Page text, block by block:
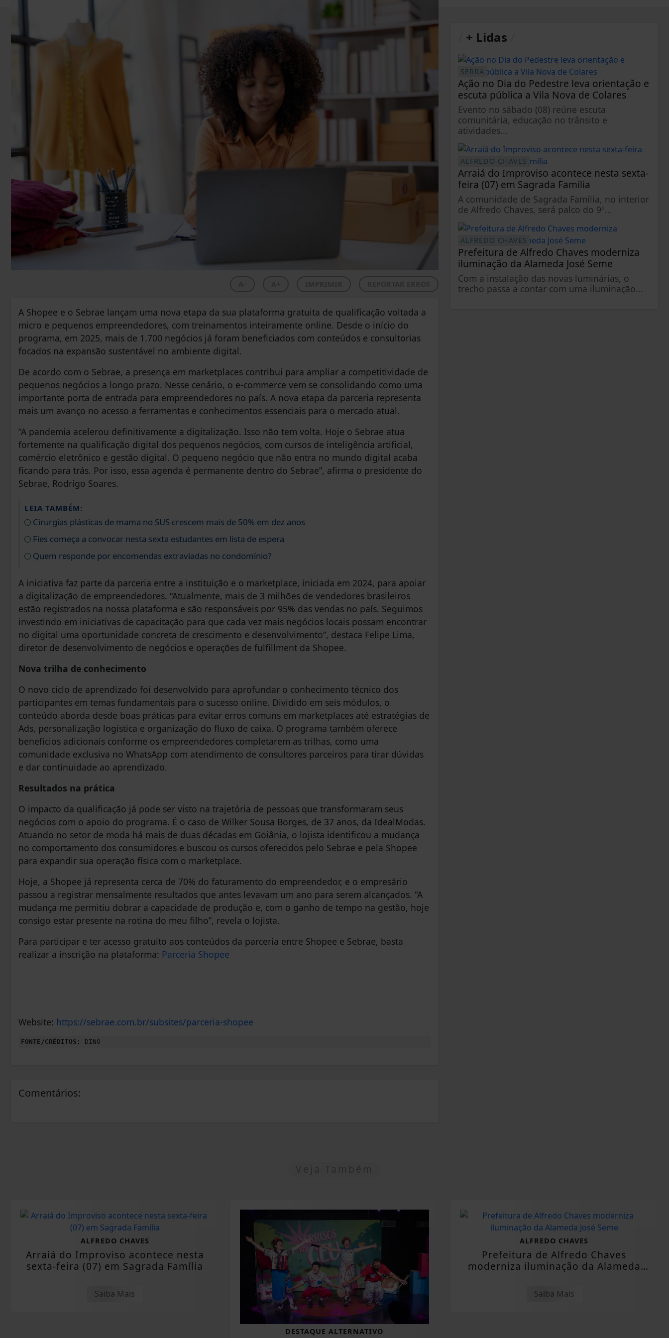
A Shopee e o Sebrae lançam uma nova etapa da sua plataforma gratuita de qualificação voltada a
micro e pequenos empreendedores, com treinamentos inteiramente online. Desde o início do
programa, em 2025, mais de 1.700 negócios já foram beneficiados com conteúdos e consultorias
focados na expansão sustentável no ambiente digital.
De acordo com o Sebrae, a presença em marketplaces contribui para ampliar a competitividade de
pequenos negócios a longo prazo. Nesse cenário, o e-commerce vem se consolidando como uma
importante porta de entrada para empreendedores no país. A nova etapa da parceria representa
mais um avanço no acesso a ferramentas e conhecimentos essenciais para o mercado atual.
“A pandemia acelerou definitivamente a digitalização. Isso não tem volta. Hoje o Sebrae atua
fortemente na qualificação digital dos pequenos negócios, com cursos de inteligência artificial,
comércio eletrônico e gestão digital. O pequeno negócio que não entra no mundo digital acaba
ficando para trás. Por isso, essa agenda é permanente dentro do Sebrae”, afirma o presidente do
Sebrae, Rodrigo Soares.
LEIA TAMBÉM:
Cirurgias plásticas de mama no SUS crescem mais de 50% em dez anos
Fies começa a convocar nesta sexta estudantes em lista de espera
Quem responde por encomendas extraviadas no condomínio?
A iniciativa faz parte da parceria entre a instituição e o marketplace, iniciada em 2024, para apoiar
a digitalização de empreendedores. “Atualmente, mais de 3 milhões de vendedores brasileiros
estão registrados na nossa plataforma e são responsáveis por 95% das vendas no país. Seguimos
investindo em iniciativas de capacitação para que cada vez mais negócios locais possam encontrar
no digital uma oportunidade concreta de crescimento e desenvolvimento”, destaca Felipe Lima,
diretor de desenvolvimento de negócios e operações de fulfillment da Shopee.
Nova trilha de conhecimento
O novo ciclo de aprendizado foi desenvolvido para aprofundar o conhecimento técnico dos
participantes em temas fundamentais para o sucesso online. Dividido em seis módulos, o
conteúdo aborda desde boas práticas para evitar erros comuns em marketplaces até estratégias de
Ads, personalização logística e organização do fluxo de caixa. O programa também oferece
benefícios adicionais conforme os empreendedores completarem as trilhas, como uma
comunidade exclusiva no WhatsApp com atendimento de consultores parceiros para tirar dúvidas
e dar continuidade ao aprendizado.
Resultados na prática
O impacto da qualificação já pode ser visto na trajetória de pessoas que transformaram seus
negócios com o apoio do programa. É o caso de Wilker Sousa Borges, de 37 anos, da IdealModas.
Atuando no setor de moda há mais de duas décadas em Goiânia, o lojista identificou a mudança
no comportamento dos consumidores e buscou os cursos oferecidos pelo Sebrae e pela Shopee
para expandir sua operação física com o marketplace.
Hoje, a Shopee já representa cerca de 70% do faturamento do empreendedor, e o empresário
passou a registrar mensalmente resultados que antes levavam um ano para serem alcançados. “A
mudança me permitiu dobrar a capacidade de produção e, com o ganho de tempo na gestão, hoje
consigo estar presente na rotina do meu filho”, revela o lojista.
Para participar e ter acesso gratuito aos conteúdos da parceria entre Shopee e Sebrae, basta
realizar a inscrição na plataforma: Parceria Shopee
Website: https://sebrae.com.br/subsites/parceria-shopee
FONTE/CRÉDITOS: DINO
Comentários:
+ Lidas
SERRA
Ação no Dia do Pedestre leva orientação e
escuta pública a Vila Nova de Colares
Evento no sábado (08) reúne escuta
comunitária, educação no trânsito e
atividades...
ALFREDO CHAVES
Arraiá do Improviso acontece nesta sexta-
feira (07) em Sagrada Família
A comunidade de Sagrada Família, no interior
de Alfredo Chaves, será palco do 9º...
ALFREDO CHAVES
Prefeitura de Alfredo Chaves moderniza
iluminação da Alameda José Seme
Com a instalação das novas luminárias, o
trecho passa a contar com uma iluminação...
ALFREDO CHAVES
Arraiá do Improviso acontece nesta
sexta-feira (07) em Sagrada Família
Saiba Mais
DESTAQUE ALTERNATIVO
ALFREDO CHAVES
Prefeitura de Alfredo Chaves
moderniza iluminação da Alameda
Saiba Mais